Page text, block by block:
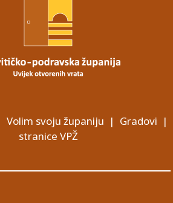
Volim svoju županiju | Gradovi |
stranice VPŽ